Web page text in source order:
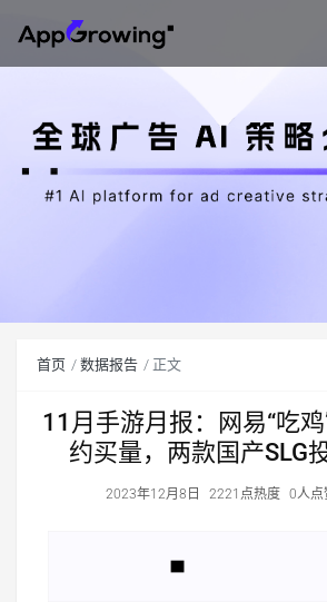
首页 数据报告 正文
11月手游月报：网易“吃
约买量，两款国产SLG
2023年12月8日 2221点热度 0人点